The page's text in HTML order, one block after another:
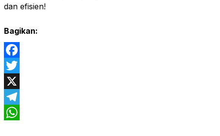
dan efisien!
Bagikan:
Facebook
Twitter
X
Telegram